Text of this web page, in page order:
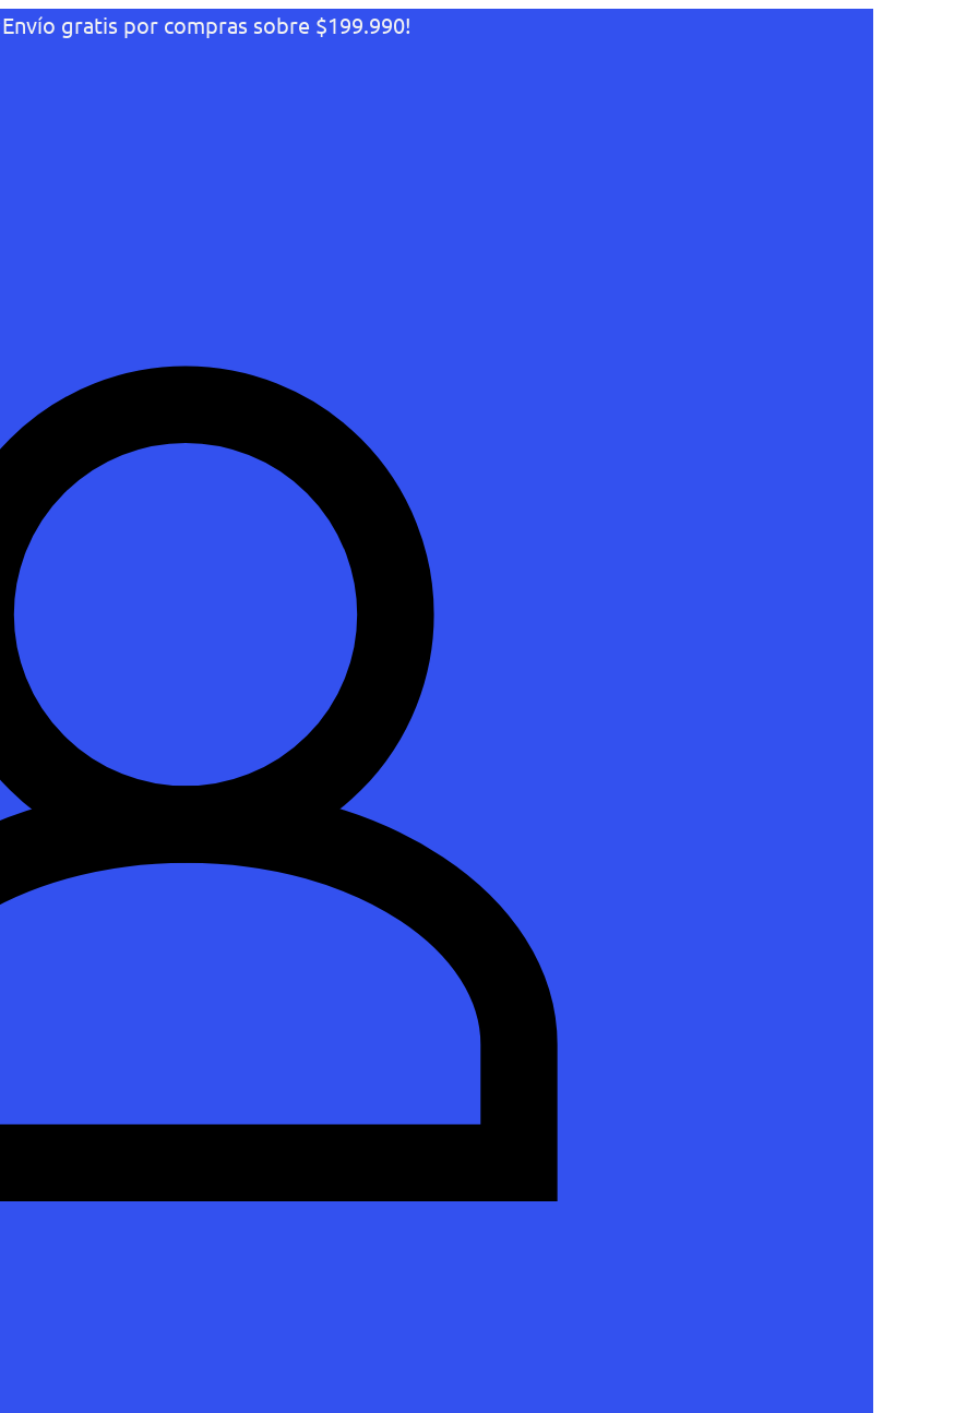
gratis por compras sobre $199.990!